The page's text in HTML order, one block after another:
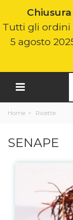
Tutti gli ordini
5 agosto
Home > Ricette
SENAPE